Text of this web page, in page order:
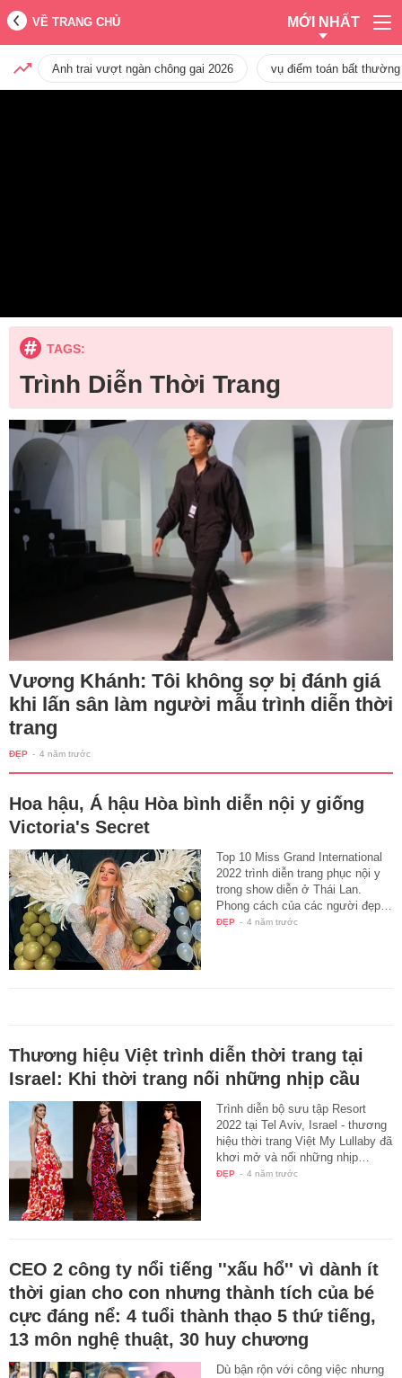
VỀ TRANG CHỦ MỚI NHẤT
Anh trai vượt ngàn chông gai 2026 vụ điểm toán bất
TAGS:
Trình Diễn Thời Trang
Vương Khánh: Tôi không sợ bị đánh giá
khi lấn sân làm người mẫu trình diễn thời
trang
ĐẸP - 4 năm trước
Hoa hậu, Á hậu Hòa bình diễn nội y giống
Victoria's Secret
Top 10 Miss Grand International
2022 trình diễn trang phục nội y
trong show diễn ở Thái Lan.
Phong cách của các người đẹp…
ĐẸP - 4 năm trước
Thương hiệu Việt trình diễn thời trang tại
Israel: Khi thời trang nối những nhịp cầu
Trình diễn bộ sưu tập Resort
2022 tại Tel Aviv, Israel - thương
hiệu thời trang Việt My Lullaby đã
khơi mở và nối những nhịp…
ĐẸP - 4 năm trước
CEO 2 công ty nổi tiếng ''xấu hổ'' vì dành ít
thời gian cho con nhưng thành tích của bé
cực đáng nể: 4 tuổi thành thạo 5 thứ tiếng,
13 môn nghệ thuật, 30 huy chương
Dù bận rộn với công việc nhưng